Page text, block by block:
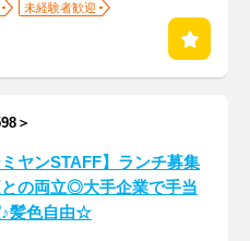
未経験者歓迎
＞
ミヤンSTAFF】ランチ募集
の両立◎大手企業で手当
♪髪色自由☆